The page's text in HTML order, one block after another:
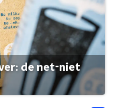
de net-niet